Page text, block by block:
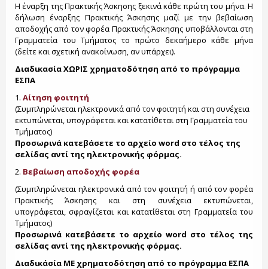
Η έναρξη της Πρακτικής Άσκησης ξεκινά κάθε πρώτη του μήνα. Η
δήλωση έναρξης Πρακτικής Άσκησης μαζί με την βεβαίωση
αποδοχής από τον φορέα Πρακτικής Άσκησης υποβάλλονται στη
Γραμματεία του Τμήματος το πρώτο δεκαήμερο κάθε μήνα
(δείτε και σχετική ανακοίνωση, αν υπάρχει).
Διαδικασία ΧΩΡΙΣ χρηματοδότηση από το πρόγραμμα
ΕΣΠΑ
1. Αίτηση φοιτητή
(Συμπληρώνεται ηλεκτρονικά από τον φοιτητή και στη συνέχεια
εκτυπώνεται, υπογράφεται και κατατίθεται στη Γραμματεία του
Τμήματος)
Προσωρινά κατεβάσετε το αρχείο word στο τέλος της
σελίδας αντί της ηλεκτρονικής φόρμας.
2. Βεβαίωση αποδοχής φορέα
(Συμπληρώνεται ηλεκτρονικά από τον φοιτητή ή από τον φορέα
Πρακτικής Άσκησης και στη συνέχεια εκτυπώνεται,
υπογράφεται, σφραγίζεται και κατατίθεται στη Γραμματεία του
Τμήματος)
Προσωρινά κατεβάσετε το αρχείο word στο τέλος της
σελίδας αντί της ηλεκτρονικής φόρμας.
Διαδικάσία ΜΕ χρηματοδότηση από το πρόγραμμα ΕΣΠΑ